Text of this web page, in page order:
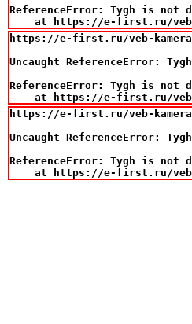
ReferenceError: Tygh is not
at https://e-first.ru/
https://e-first.ru/veb-kamera-
Uncaught ReferenceError:
ReferenceError: Tygh is not
at https://e-first.ru/
https://e-first.ru/veb-kamera-
Uncaught ReferenceError:
ReferenceError: Tygh is not
at https://e-first.ru/